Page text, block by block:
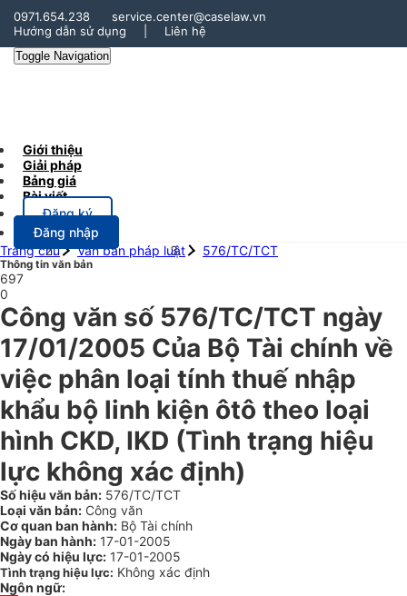
0971.654.238
service.center@caselaw.vn
Hướng dẫn sử dụng
Liên hệ
Toggle Navigation
Giới thiệu
Giải pháp
Bảng giá
Bài viết
Đăng ký
Đăng nhập
Trang chủ
Văn bản pháp luật 576/TC/TCT
Thông tin văn bản
697
0
Công văn số 576/TC/TCT ngày
17/01/2005 Của Bộ Tài chính về
việc phân loại tính thuế nhập
khẩu bộ linh kiện ôtô theo loại
hình CKD, IKD (Tình trạng hiệu
lực không xác định)
Số hiệu văn bản: 576/TC/TCT
Loại văn bản: Công văn
Cơ quan ban hành: Bộ Tài chính
Ngày ban hành: 17-01-2005
Ngày có hiệu lực: 17-01-2005
Tình trạng hiệu lực: Không xác định
Ngôn ngữ: